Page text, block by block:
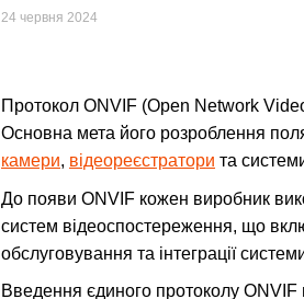
24 червня 2024
Протокол ONVIF (Open Network
Основна мета його розроблення
камери, відеореєстратори та
До появи ONVIF кожен виробник
систем відеоспостереження, що
обслуговування та інтеграції
Введення єдиного протоколу ONVIF